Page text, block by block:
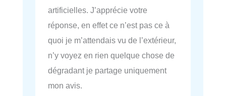
artificielles. J’apprécie votre
réponse, en effet ce n’est pas ce à
quoi je m’attendais vu de l’extérieur,
n’y voyez en rien quelque chose de
dégradant je partage uniquement
mon avis.